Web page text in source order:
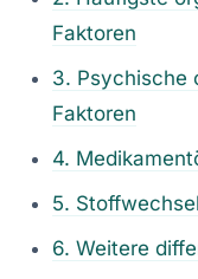
Faktoren
3. Psychische
Faktoren
4.
5.
6. Weitere